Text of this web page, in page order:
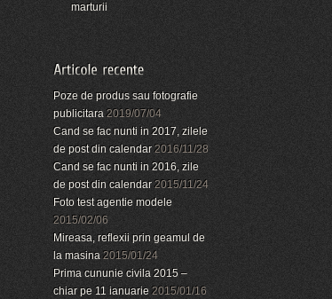
marturii
Poze de produs sau fotografie
publicitara 2019/07/04
Cand se fac nunti in 2017, zilele
de post din calendar 2016/11/28
Cand se fac nunti in 2016, zile
de post din calendar 2015/11/24
Foto test agentie modele
2015/02/06
Mireasa, reflexii prin geamul de
la masina 2015/01/24
Prima cununie civila 2015 –
chiar pe 11 ianuarie 2015/01/16